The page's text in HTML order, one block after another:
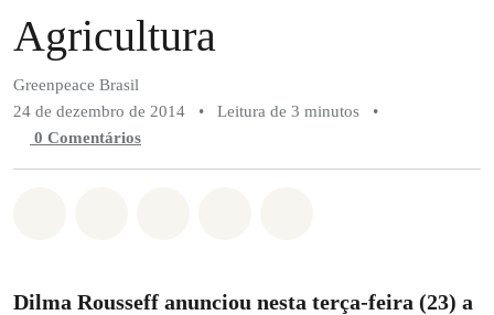
Agricultura
Greenpeace Brasil
24 de dezembro de 2014
• Leitura de 3 minutos
•
0 Comentários
Dilma Rousseff anunciou nesta terça-feira (23) a